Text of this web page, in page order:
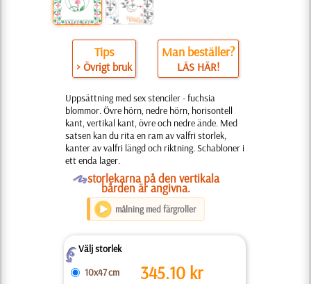
Tips
> Övrigt bruk
Man beställer?
LÄS HÄR!
Uppsättning med sex stenciler - fuchsia
blommor. Övre hörn, nedre hörn, horisontell
kant, vertikal kant, övre och nedre ände. Med
satsen kan du rita en ram av valfri storlek,
kanter av valfri längd och riktning. Schabloner i
ett enda lager.
Ostorlekarna på den vertikala
bården är angivna.
målning med färgroller
ZVälj storlek
10x47 cm
345.10 kr